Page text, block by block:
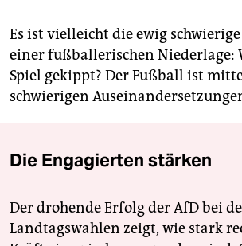
Es ist vielleicht die ewig
einer fußballerischen Niederlage:
Spiel gekippt? Der Fußball ist
schwierigen
Die Engagierten stärken
Der drohende Erfolg der AfD bei
Landtagswahlen zeigt, wie stark